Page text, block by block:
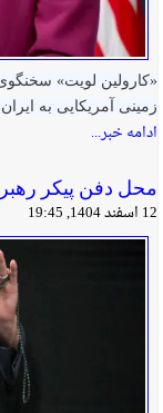
«کارولین لویت»
زمینی آمریکایی به
ادامه خبر...
محل دفن پیکر
12 اسفند 1404, 19:45